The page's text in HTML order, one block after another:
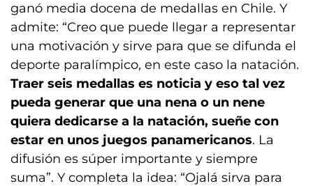
ganó media docena de medallas en Chile. Y
admite: “Creo que puede llegar a representar
una motivación y sirve para que se difunda el
deporte paralímpico, en este caso la natación.
Traer seis medallas es noticia y eso tal vez
pueda generar que una nena o un nene
quiera dedicarse a la natación, sueñe con
estar en unos juegos panamericanos. La
difusión es súper importante y siempre
suma”. Y completa la idea: “Ojalá sirva para